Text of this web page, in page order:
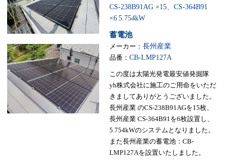
CS-238B91AG ×15、CS-364B91
×6 5.754kW
蓄電池
メーカー： 長州産業
品番： CB-LMP127A
この度は太陽光発電最安値発掘隊
yh株式会社に施工のご用命をいただ
きましてありがとうございました。
長州産業 のCS-238B91AGを15枚、
長州産業 CS-364B91を6枚設置し、
5.754kWのシステムとなりました。
また長州産業の蓄電池：CB-
LMP127Aを設置いたしました。